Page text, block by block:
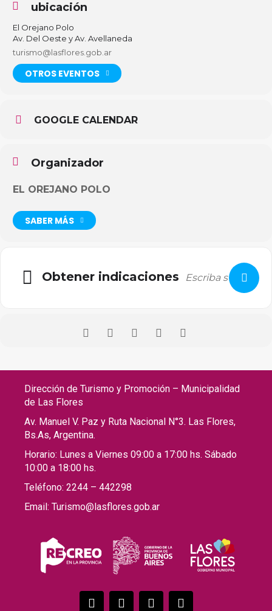
ubicación
El Orejano Polo
Av. Del Oeste y Av. Avellaneda
turismo@lasflores.gob.ar
OTROS EVENTOS
GOOGLE CALENDAR
Organizador
EL OREJANO POLO
SABER MÁS
Obtener indicaciones
Dirección de Turismo y Promoción – Municipalidad
de Las Flores
Av. Manuel V. Paz y Ruta Nacional N°3. Las Flores,
Bs.As, Argentina.
Horario: Lunes a Viernes 09:00 a 17:00 hs. Sábado
10:00 a 18:00 hs.
Teléfono: 2244 – 442298
Email: Turismo@lasflores.gob.ar